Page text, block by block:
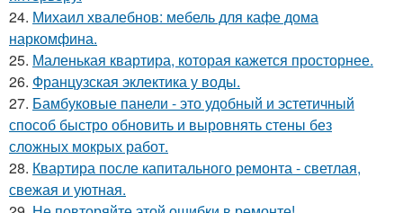
24. Михаил хвалебнов: мебель для кафе дома
наркомфина.
25. Маленькая квартира, которая кажется просторнее.
26. Французская эклектика у воды.
27. Бамбуковые панели - это удобный и эстетичный
способ быстро обновить и выровнять стены без
сложных мокрых работ.
28. Квартира после капитального ремонта - светлая,
свежая и уютная.